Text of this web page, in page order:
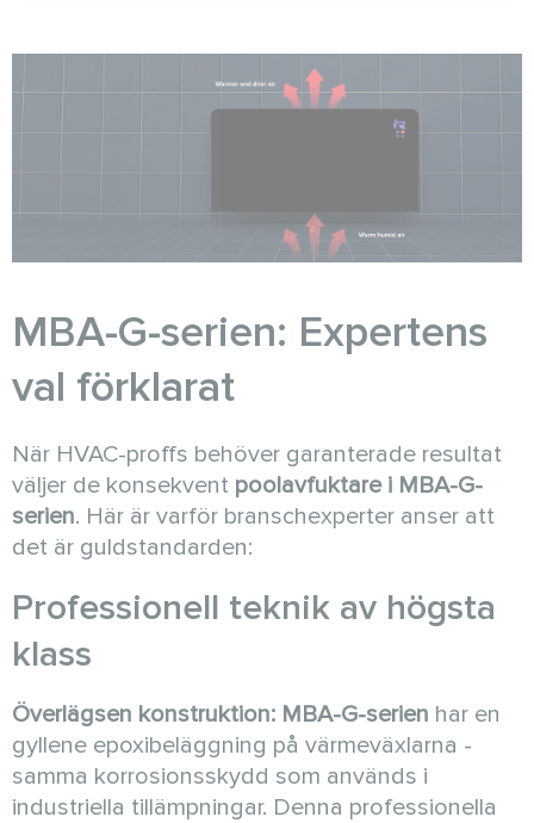
MBA-G-serien: Expertens
val förklarat
När HVAC-proffs behöver garanterade resultat
väljer de konsekvent poolavfuktare i MBA-G-
serien. Här är varför branschexperter anser att
det är guldstandarden:
Professionell teknik av högsta
klass
Överlägsen konstruktion: MBA-G-serien har en
gyllene epoxibeläggning på värmeväxlarna -
samma korrosionsskydd som används i
industriella tillämpningar. Denna professionella